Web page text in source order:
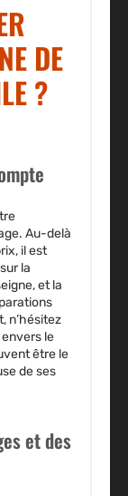
DE
?
Au-delà
il est
la
et la
n’hésitez
envers le
être le
de ses
et des